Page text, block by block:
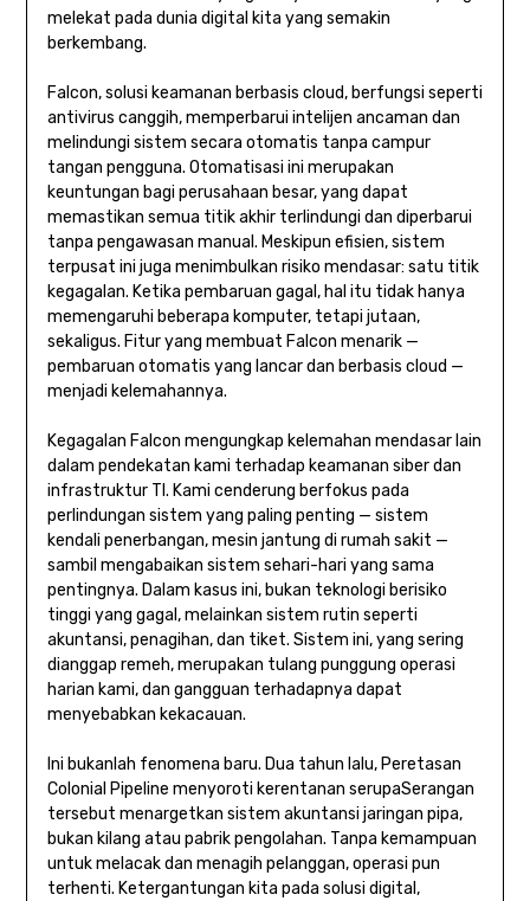
melekat pada dunia digital kita yang semakin
berkembang.
Falcon, solusi keamanan berbasis cloud, berfungsi seperti
antivirus canggih, memperbarui intelijen ancaman dan
melindungi sistem secara otomatis tanpa campur
tangan pengguna. Otomatisasi ini merupakan
keuntungan bagi perusahaan besar, yang dapat
memastikan semua titik akhir terlindungi dan diperbarui
tanpa pengawasan manual. Meskipun efisien, sistem
terpusat ini juga menimbulkan risiko mendasar: satu titik
kegagalan. Ketika pembaruan gagal, hal itu tidak hanya
memengaruhi beberapa komputer, tetapi jutaan,
sekaligus. Fitur yang membuat Falcon menarik —
pembaruan otomatis yang lancar dan berbasis cloud —
menjadi kelemahannya.
Kegagalan Falcon mengungkap kelemahan mendasar lain
dalam pendekatan kami terhadap keamanan siber dan
infrastruktur TI. Kami cenderung berfokus pada
perlindungan sistem yang paling penting — sistem
kendali penerbangan, mesin jantung di rumah sakit —
sambil mengabaikan sistem sehari-hari yang sama
pentingnya. Dalam kasus ini, bukan teknologi berisiko
tinggi yang gagal, melainkan sistem rutin seperti
akuntansi, penagihan, dan tiket. Sistem ini, yang sering
dianggap remeh, merupakan tulang punggung operasi
harian kami, dan gangguan terhadapnya dapat
menyebabkan kekacauan.
Ini bukanlah fenomena baru. Dua tahun lalu, Peretasan
Colonial Pipeline menyoroti kerentanan serupaSerangan
tersebut menargetkan sistem akuntansi jaringan pipa,
bukan kilang atau pabrik pengolahan. Tanpa kemampuan
untuk melacak dan menagih pelanggan, operasi pun
terhenti. Ketergantungan kita pada solusi digital,